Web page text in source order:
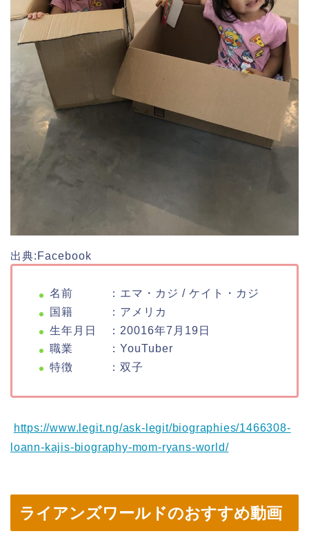
出典:Facebook
名前 ：エマ・カジ / ケイト・カジ
国籍 ：アメリカ
生年月日 ：20016年7月19日
職業 ：YouTuber
特徴 ：双子
https://www.legit.ng/ask-legit/biographies/1466308-
loann-kajis-biography-mom-ryans-world/
ライアンズワールドのおすすめ動画